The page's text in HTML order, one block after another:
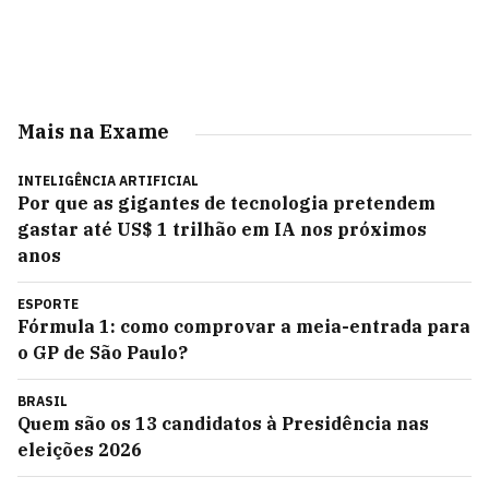
Mais na Exame
INTELIGÊNCIA ARTIFICIAL
Por que as gigantes de tecnologia pretendem
gastar até US$ 1 trilhão em IA nos próximos
anos
ESPORTE
Fórmula 1: como comprovar a meia-entrada para
o GP de São Paulo?
BRASIL
Quem são os 13 candidatos à Presidência nas
eleições 2026